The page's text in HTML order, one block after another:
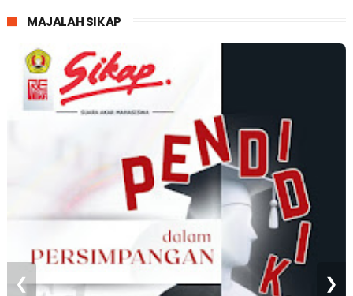
MAJALAH SIKAP
❮ ❯